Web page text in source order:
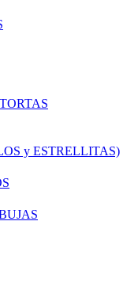
y ESTRELLITAS)